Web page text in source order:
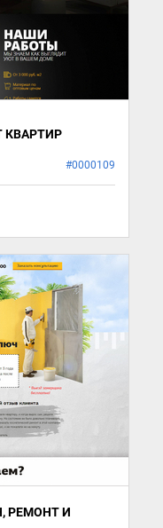
КВАРТИР
#0000109
РЕМОНТ И